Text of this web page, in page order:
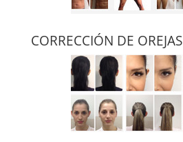
CORRECCIÓN DE OREJAS